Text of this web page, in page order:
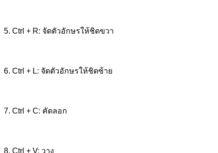
5. Ctrl + R: จัดตัวอักษรให้ชิดขวา
6. Ctrl + L: จัดตัวอักษรให้ชิดซ้าย
7. Ctrl + C: คัดลอก
8. Ctrl + V: วาง